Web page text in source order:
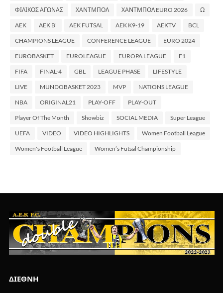
ΦΙΛΙΚΟΣ ΑΓΩΝΑΣ ΧΑΝΤΜΠΟΛ ΧΑΝΤΜΠΟΛ EURO 2026 Ω
AEK AEK B' AEK FUTSAL AEK K9-19 AEKTV BCL
CHAMPIONS LEAGUE CONFERENCE LEAGUE EURO 2024
EUROBASKET EUROLEAGUE EUROPA LEAGUE F1
FIFA FINAL-4 GBL LEAGUE PHASE LIFESTYLE
LIVE MUNDOBASKET 2023 MVP NATIONS LEAGUE
NBA ORIGINAL21 PLAY-OFF PLAY-OUT
Player Of The Month Showbiz SOCIAL MEDIA Super League
UEFA VIDEO VIDEO HIGHLIGHTS Women Football League
Women's Football League Women’s Futsal Championship
ΔΙΕΘΝΗ